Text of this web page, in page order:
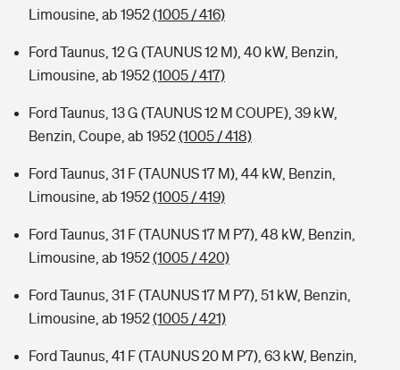
Limousine, ab 1952(1005 / 416)
Ford Taunus, 12 G (TAUNUS 12 M), 40 kW, Benzin,
Limousine, ab 1952(1005 / 417)
Ford Taunus, 13 G (TAUNUS 12 M COUPE), 39 kW,
Benzin, Coupe, ab 1952(1005 / 418)
Ford Taunus, 31 F (TAUNUS 17 M), 44 kW, Benzin,
Limousine, ab 1952(1005 / 419)
Ford Taunus, 31 F (TAUNUS 17 M P7), 48 kW, Benzin,
Limousine, ab 1952(1005 / 420)
Ford Taunus, 31 F (TAUNUS 17 M P7), 51 kW, Benzin,
Limousine, ab 1952(1005 / 421)
Ford Taunus, 41 F (TAUNUS 20 M P7), 63 kW, Benzin,